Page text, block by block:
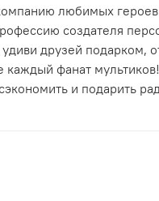
любимых
создателя
друзей подарком,
каждый фанат
и подарить